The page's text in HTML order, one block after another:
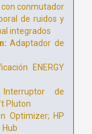
con conmutador
de ruidos y
integrados
Adaptador de
ENERGY
de
Pluton
Optimizer; HP